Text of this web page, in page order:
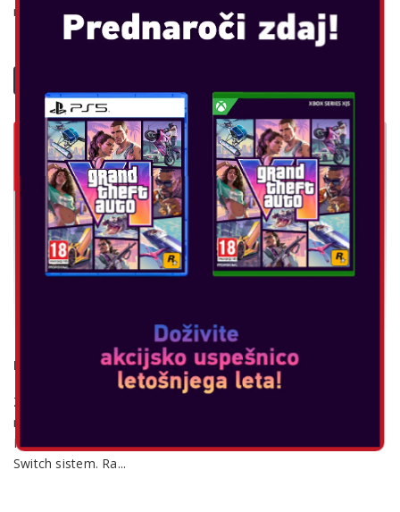
napajalnik na strani, nas...
NINTENDO SWITCH DOCK SET
Z novim Nintendo Switch Dock Set-om lahko preprosto igrate
na Nintendo Switch konzoli v drugi sobi in na drugem tv-ju.
Funkcionalno je identičen priključku, ki je vključen v Nintendo
Switch sistem. Ra...